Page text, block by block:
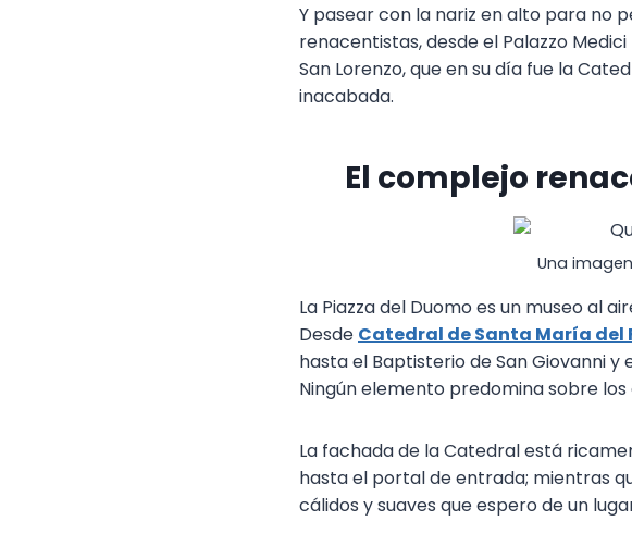
Y pasear con la nariz en alto para no
renacentistas, desde el Palazzo
San Lorenzo, que en su día fue la
inacabada.
El complejo
Una
La Piazza del Duomo es un museo al
Desde Catedral de Santa María del
hasta el Baptisterio de San Giovanni
Ningún elemento predomina sobre
La fachada de la Catedral está
hasta el portal de entrada; mientras
cálidos y suaves que espero de un